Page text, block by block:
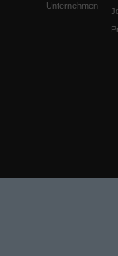
Unternehmen